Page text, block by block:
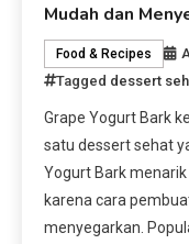
Mudah dan
Food & Recipes
Tagged dessert
Grape Yogurt Bark
satu dessert sehat
Yogurt Bark
karena cara
menyegarkan.